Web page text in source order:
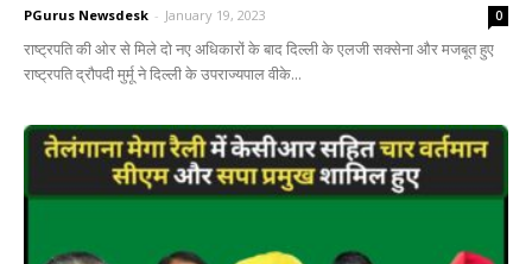
PGurus Newsdesk - January 19, 2023 0
राष्ट्रपति की ओर से मिले दो नए अधिकारों के बाद दिल्ली के एलजी सक्सेना और मजबूत हुए
राष्ट्रपति द्रौपदी मुर्मू ने दिल्ली के उपराज्यपाल वीके...